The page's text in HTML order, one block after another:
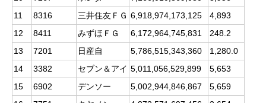
11
8316 三井住友ＦＧ 6,918,974,173,125
4,893
12
8411 みずほＦＧ 6,172,964,745,831
248.2
13
7201 日産自 5,786,515,343,360
1,280.0
14
3382 セブン＆アイ 5,011,056,529,899
5,653
15
6902 デンソー 5,002,944,846,867
5,659